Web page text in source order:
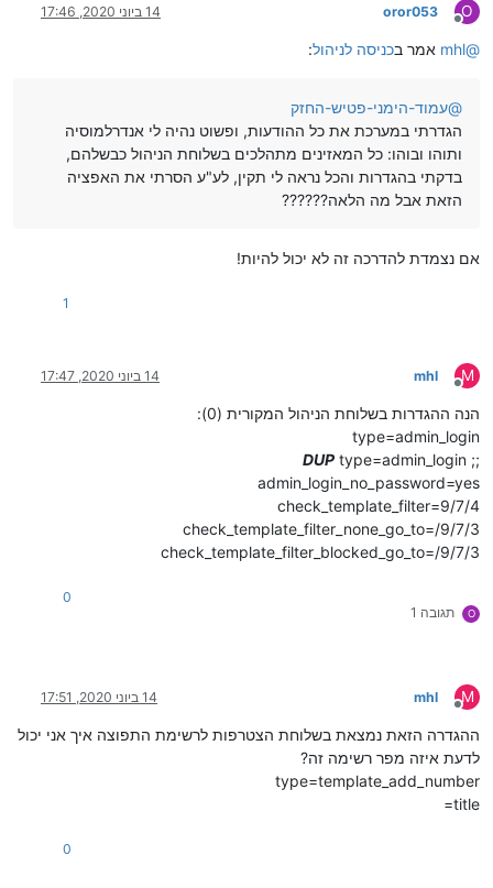
O
מנותק
oror053 14 ביוני 2020, 17:46
@
mhl אמר בכניסה לניהול:
@עמוד-הימני-פטיש-החזק
הגדרתי במערכת את כל ההודעות, ופשוט נהיה לי אנדרלמוסיה
ותוהו ובוהו: כל המאזינים מתהלכים בשלוחת הניהול כבשלהם,
בדקתי בהגדרות והכל נראה לי תקין, לע"ע הסרתי את האפציה
הזאת אבל מה הלאה??????
אם נצמדת להדרכה זה לא יכול להיות!
1
M
מנותק
mhl 14 ביוני 2020, 17:47
הנה ההגדרות בשלוחת הניהול המקורית (0):
type=admin_login
;;
DUP type=admin_login
admin_login_no_password=yes
check_template_filter=9/7/4
check_template_filter_none_go_to=/9/7/3
check_template_filter_blocked_go_to=/9/7/3
O תגובה 1
0
M
מנותק
mhl 14 ביוני 2020, 17:51
ההגדרה הזאת נמצאת בשלוחת הצטרפות לרשימת התפוצה איך אני יכול
לדעת איזה מפר רשימה זה?
type=template_add_number
title=
0